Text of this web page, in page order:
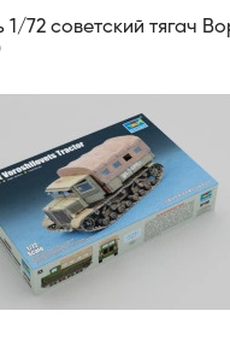
72 советский тягач